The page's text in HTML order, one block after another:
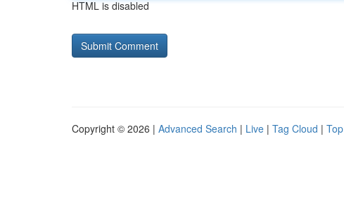
HTML is disabled
Copyright © 2026 | Advanced Search | Live | Tag Cloud |